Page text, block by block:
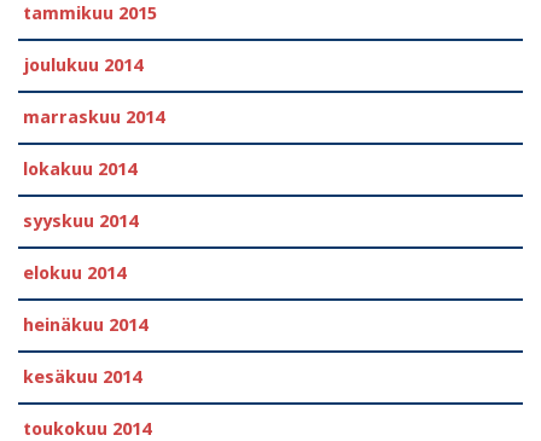
tammikuu 2015
joulukuu 2014
marraskuu 2014
lokakuu 2014
syyskuu 2014
elokuu 2014
heinäkuu 2014
kesäkuu 2014
toukokuu 2014